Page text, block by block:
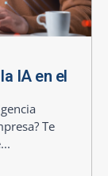
IA en el
Te